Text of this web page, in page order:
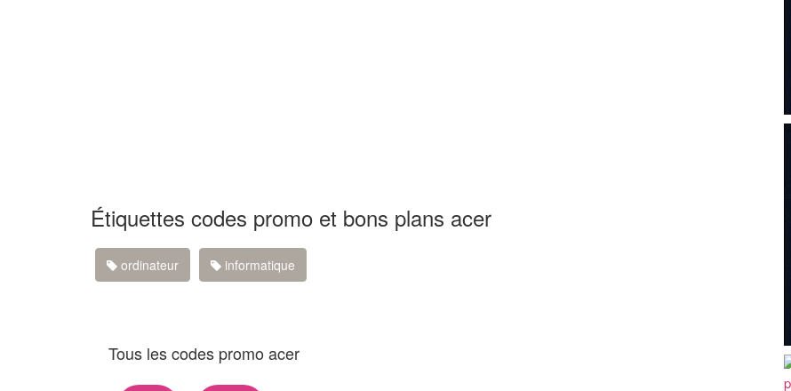
Étiquettes codes promo et bons plans acer
ordinateur informatique
Tous les codes promo acer